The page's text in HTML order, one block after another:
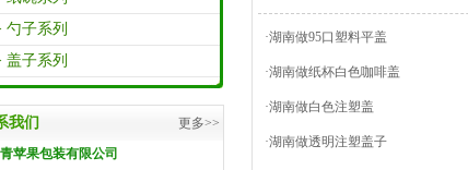
勺子系列
盖子系列
我们
更多>>
苹果包装有限公司
·湖南做95口塑料平盖
·湖南做纸杯白色咖啡盖
·湖南做白色注塑盖
·湖南做透明注塑盖子